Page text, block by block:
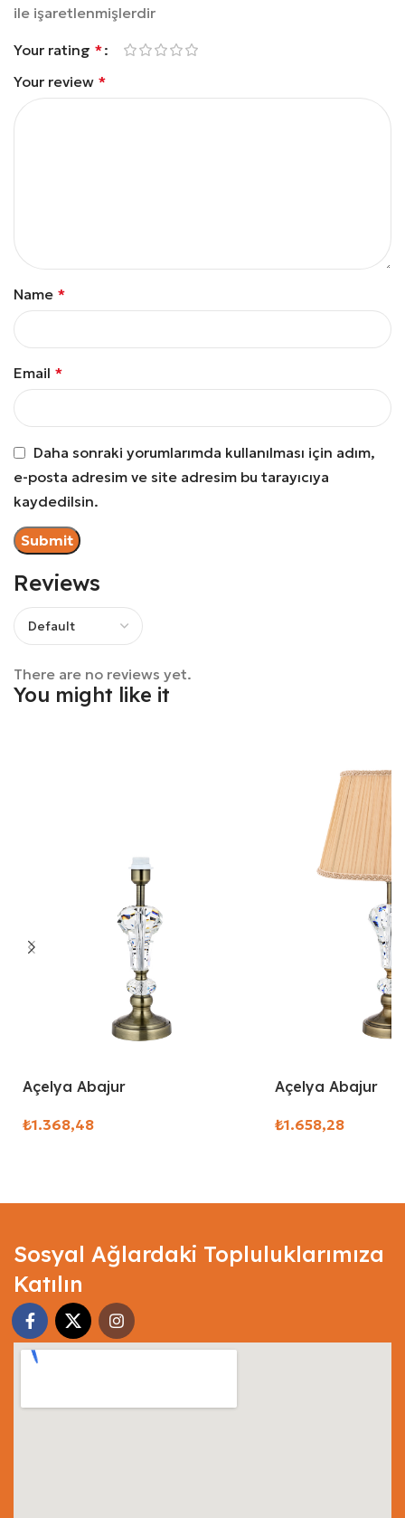
Reviews
There are no reviews yet.
ile işaretlenmişlerdir
Your rating *
Your review *
Name *
Email *
Daha sonraki yorumlarımda kullanılması için adım,
e-posta adresim ve site adresim bu tarayıcıya
kaydedilsin.
You might like it
Açelya Abajur
₺
Açelya Abajur
₺
Sosyal Ağlardaki Topluluklarımıza
Katılın